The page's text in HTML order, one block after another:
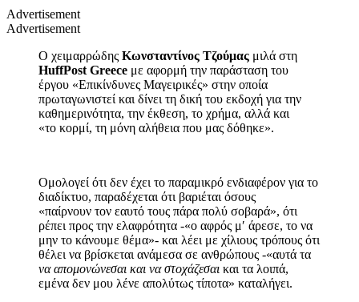
Advertisement
Advertisement
Ο χειμαρρώδης Κωνσταντίνος Τζούμας μιλά στη
HuffPost Greece με αφορμή την παράσταση του
έργου «Επικίνδυνες Μαγειρικές» στην οποία
πρωταγωνιστεί και δίνει τη δική του εκδοχή για την
καθημερινότητα, την έκθεση, το χρήμα, αλλά και
«το κορμί, τη μόνη αλήθεια που μας δόθηκε».
Ομολογεί ότι δεν έχει το παραμικρό ενδιαφέρον για το
διαδίκτυο, παραδέχεται ότι βαριέται όσους
«παίρνουν τον εαυτό τους πάρα πολύ σοβαρά», ότι
ρέπει προς την ελαφρότητα -«ο αφρός μ′ άρεσε, το να
μην το κάνουμε θέμα»- και λέει με χίλιους τρόπους ότι
θέλει να βρίσκεται ανάμεσα σε ανθρώπους -«αυτά τα
να απομονώνεσαι και να στοχάζεσαι και τα λοιπά,
εμένα δεν μου λένε απολύτως τίποτα» καταλήγει.